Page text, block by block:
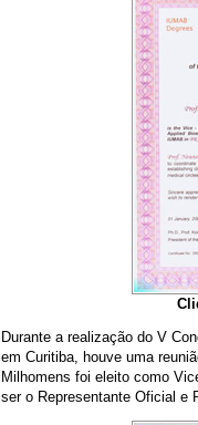
Durante a realização do V
em Curitiba, houve uma
Milhomens foi eleito como
ser o Representante Oficial e